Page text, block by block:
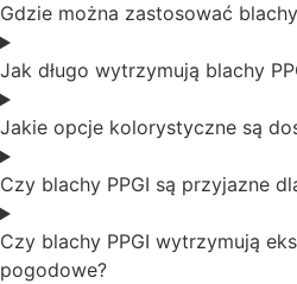
Gdzie można zastosować
Jak długo wytrzymują blachy
Jakie opcje kolorystyczne są
Czy blachy PPGI są przyjazne
Czy blachy PPGI wytrzymują
pogodowe?